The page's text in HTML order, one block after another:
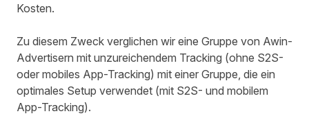
Kosten.
Zu diesem Zweck verglichen wir eine Gruppe von Awin-
Advertisern mit unzureichendem Tracking (ohne S2S-
oder mobiles App-Tracking) mit einer Gruppe, die ein
optimales Setup verwendet (mit S2S- und mobilem
App-Tracking).